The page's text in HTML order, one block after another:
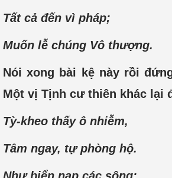
Tất cả đến vì pháp;
Muốn lễ chúng Vô thượng.
Nói xong bài kệ này rồi
Một vị Tịnh cư thiên khác lại
Tỳ-kheo thấy ô nhiễm,
Tâm ngay, tự phòng hộ.